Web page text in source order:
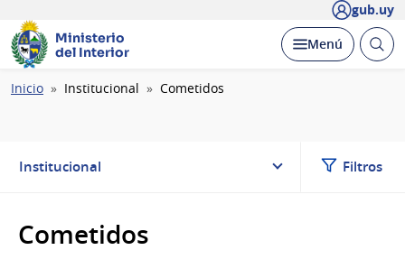
gub.uy
Ministerio
del Interior
Desplegar
Menú Abrir
Ruta
Inicio Institucional Cometidos
Institucional Filtros
Cometidos